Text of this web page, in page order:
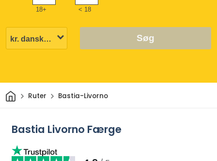
18+ < 18
Søg
HjemRuter Bastia-Livorno
Bastia Livorno Færge